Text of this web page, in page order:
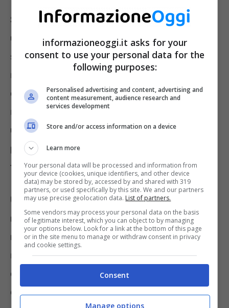
Stando a quanto dichiarato si registrerebbe
un progressivo calo delle proposteda
settembre in avanti, mese in cui si era alla
ricerca circa 465 dipendenti. Il report appena
citato non fa che confermare tale trend
negativo: gli ultimi tre mesi dell’anno vedono
una discesa pari a 8.040 assunzioni
pianificate in Puglia
trimestre dello scorso anno.
Un calo complessivo, in prospettiva
nazionale, pari al -10,4% sempre per i tre
mesi considerati, le cui cause andrebbero
rintracciate nella decelerazione generale del
comparto economico per via dell’exploit dei
costi energetici, dei moti inflazionistici e del
informazioneoggi.it asks for your
consent to use your personal data for the
following purposes:
Personalised advertising and content, advertising and
content measurement, audience research and
services development
Store and/or access information on a device
Learn more
Your personal data will be processed and information from
your device (cookies, unique identifiers, and other device
data) may be stored by, accessed by and shared with 319
partners, or used specifically by this site. We and our partners
may use precise geolocation data. List of partners.
Some vendors may process your personal data on the basis
of legitimate interest, which you can object to by managing
your options below. Look for a link at the bottom of this page
or in the site menu to manage or withdraw consent in privacy
and cookie settings.
Consent
Manage options